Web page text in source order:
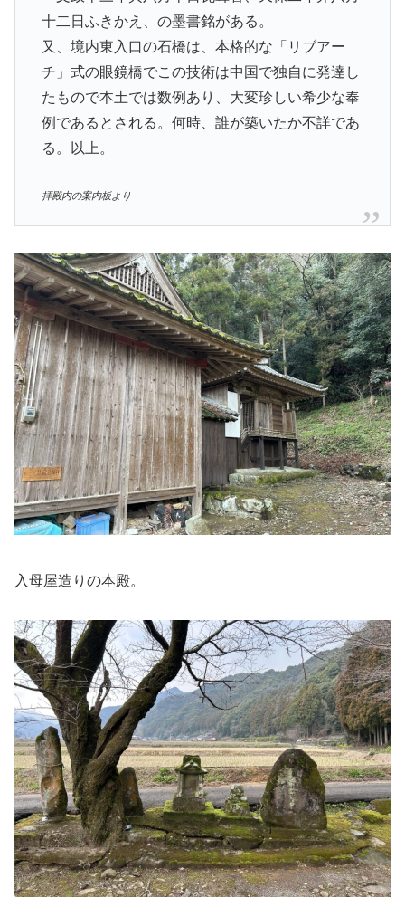
十二日ふきかえ、の墨書銘がある。
又、境内東入口の石橋は、本格的な「リブアー
チ」式の眼鏡橋でこの技術は中国で独自に発達し
たもので本土では数例あり、大変珍しい希少な奉
例であるとされる。何時、誰が築いたか不詳であ
る。以上。
拝殿内の案内板より
入母屋造りの本殿。